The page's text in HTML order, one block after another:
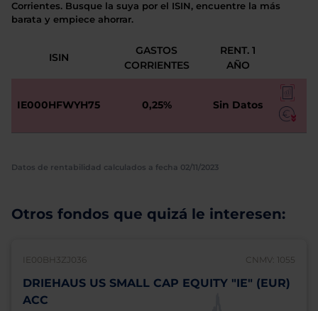
Corrientes. Busque la suya por el ISIN, encuentre la más
barata y empiece ahorrar.
ISIN
GASTOS
CORRIENTES
RENT. 1
AÑO
IE000HFWYH75 0,25% Sin Datos
Datos de rentabilidad calculados a fecha 02/11/2023
Otros fondos que quizá le interesen:
IE00BH3ZJ036 CNMV: 1055
DRIEHAUS US SMALL CAP EQUITY "IE" (EUR)
ACC